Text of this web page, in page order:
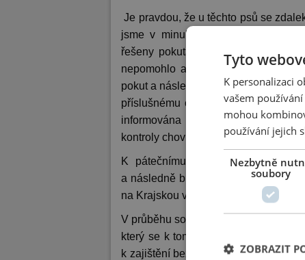
Je pravdou, že u těchto psů se
jsme v minulosti evidovali několik
řešeny pokutami, poslední
nepomohlo a k útěkům docházelo i
pokut a následné útěky těchto psů
příslušnému odboru městského
informována Krajská veterinární
kontroly chovu a případné další
K pátečnímu útoku mohu uvést,
a následně bude předán k řešení ke
na Krajskou veterinární správu, kde
V průběhu sobotního dopoledne a
který se k tomuto problému staví
k zajištění bezpečnosti občanů. I
Tyto
K personalizaci
vašem
mohou
používání jejich
Nezbytně
soubory
ZOBRAZIT